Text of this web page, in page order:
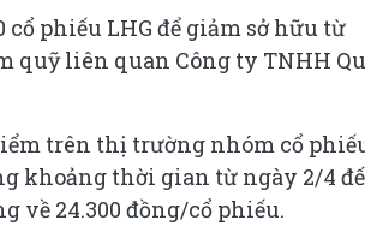
phiếu LHG để giảm sở hữu từ
quỹ liên quan Công ty TNHH
trên thị trường nhóm cổ
khoảng thời gian từ ngày 2/4
về 24.300 đồng/cổ phiếu.